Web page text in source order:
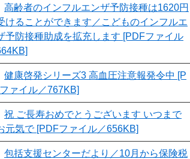
高齢者のインフルエンザ予防接種は1620円
けることができます／こどものインフルエ
予防接種助成を拡充します [PDFファイル
健康啓発シリーズ3 高血圧注意報発令中 [P
ァイル／767KB]
祝 ご長寿おめでとうございます いつまで
元気で [PDFファイル／656KB]
包括支援センターだより／10月から保険税